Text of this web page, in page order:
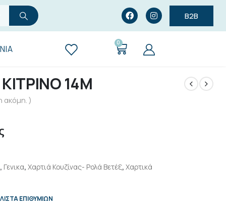
B2B
0
14Μ
ακόμη. )
, Γενικα, Χαρτιά Κουζίνας- Ρολά Βετέξ, Χαρτικά
ΕΠΙΘΥΜΙΏΝ